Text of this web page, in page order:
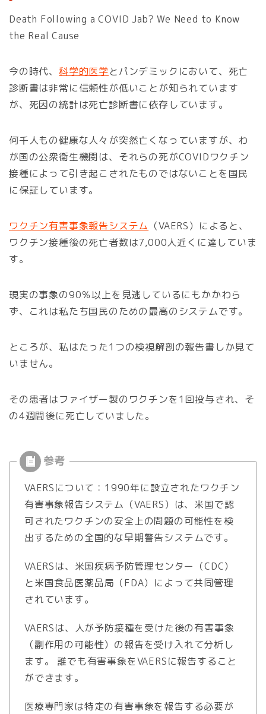
Death Following a COVID Jab? We Need to Know
the Real Cause
今の時代、 科学的医学とパンデミックにおいて、死亡
診断書は非常に信頼性が低いことが知られています
が、死因の統計は死亡診断書に依存しています。
何千人もの健康な人々が突然亡くなっていますが、わ
が国の公衆衛生機関は、それらの死がCOVIDワクチン
接種によって引き起こされたものではないことを国民
に保証しています。
ワクチン有害事象報告システム （VAERS）によると、
ワクチン接種後の死亡者数は7,000人近くに達していま
す。
現実の事象の90％以上を見逃しているにもかかわら
ず、これは私たち国民のための最高のシステムです。
ところが、私はたった1つの検視解剖の報告書しか見て
いません。
その患者はファイザー製のワクチンを1回投与され、そ
の4週間後に死亡していました。
VAERSについて：1990年に設立されたワクチン
有害事象報告システム（VAERS）は、米国で認
可されたワクチンの安全上の問題の可能性を検
出するための全国的な早期警告システムです。
VAERSは、米国疾病予防管理センター（CDC）
と米国食品医薬品局（FDA）によって共同管理
されています。
VAERSは、人が予防接種を受けた後の有害事象
（副作用の可能性）の報告を受け入れて分析し
ます。 誰でも有害事象をVAERSに報告すること
ができます。
医療専門家は特定の有害事象を報告する必要が